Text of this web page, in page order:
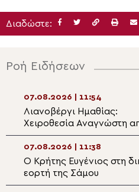
Διαδώστε:
Ροή Ειδήσεων
07.08.2026 | 11:54
Λιανοβέργι Ημαθίας:
Χειροθεσία Αναγνώστη
τον Μητροπολίτη
07.08.2026 | 11:38
Ο Κρήτης Ευγένιος στη
εορτή της Σάμου